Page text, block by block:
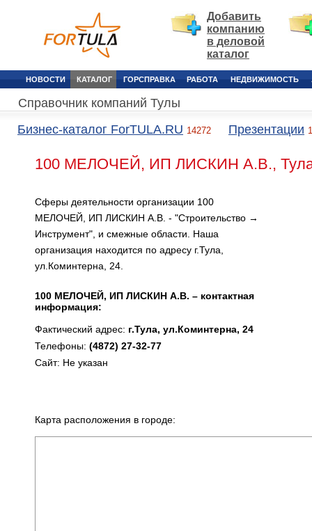
Добавить
компанию
в деловой
каталог
НОВОСТИ КАТАЛОГ ГОРСПРАВКА РАБОТА НЕДВИЖИМОСТЬ
Справочник компаний Тулы
Бизнес-каталог ForTULA.RU 14272 Презентации
100 МЕЛОЧЕЙ, ИП ЛИСКИН А.В.,
Сферы деятельности организации 100
МЕЛОЧЕЙ, ИП ЛИСКИН А.В. - "Строительство →
Инструмент", и смежные области. Наша
организация находится по адресу г.Тула,
ул.Коминтерна, 24.
100 МЕЛОЧЕЙ, ИП ЛИСКИН А.В. – контактная
информация:
Фактический адрес: г.Тула, ул.Коминтерна, 24
Телефоны: (4872) 27-32-77
Сайт: Не указан
Карта расположения в городе: